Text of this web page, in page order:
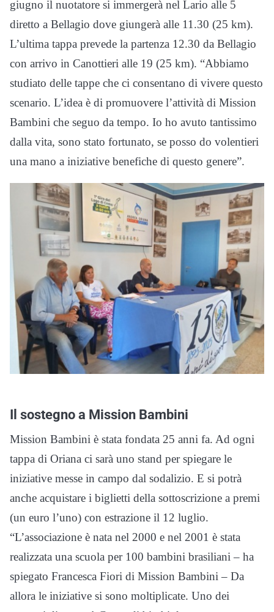
giugno il nuotatore si immergerà nel Lario alle 5
diretto a Bellagio dove giungerà alle 11.30 (25 km).
L’ultima tappa prevede la partenza 12.30 da Bellagio
con arrivo in Canottieri alle 19 (25 km). “Abbiamo
studiato delle tappe che ci consentano di vivere questo
scenario. L’idea è di promuovere l’attività di Mission
Bambini che seguo da tempo. Io ho avuto tantissimo
dalla vita, sono stato fortunato, se posso do volentieri
una mano a iniziative benefiche di questo genere”.
Il sostegno a Mission Bambini
Mission Bambini è stata fondata 25 anni fa. Ad ogni
tappa di Oriana ci sarà uno stand per spiegare le
iniziative messe in campo dal sodalizio. E si potrà
anche acquistare i biglietti della sottoscrizione a premi
(un euro l’uno) con estrazione il 12 luglio.
“L’associazione è nata nel 2000 e nel 2001 è stata
realizzata una scuola per 100 bambini brasiliani – ha
spiegato Francesca Fiori di Mission Bambini – Da
allora le iniziative si sono moltiplicate. Uno dei